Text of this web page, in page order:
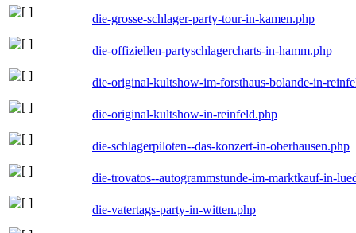
die-grosse-schlager-party-tour-in-kamen.php
die-offiziellen-partyschlagercharts-in-hamm.php
die-original-kultshow-im-forsthaus-bolande-in-
die-original-kultshow-in-reinfeld.php
die-schlagerpiloten--das-konzert-in-oberhausen.php
die-trovatos--autogrammstunde-im-marktkauf-in-
die-vatertags-party-in-witten.php